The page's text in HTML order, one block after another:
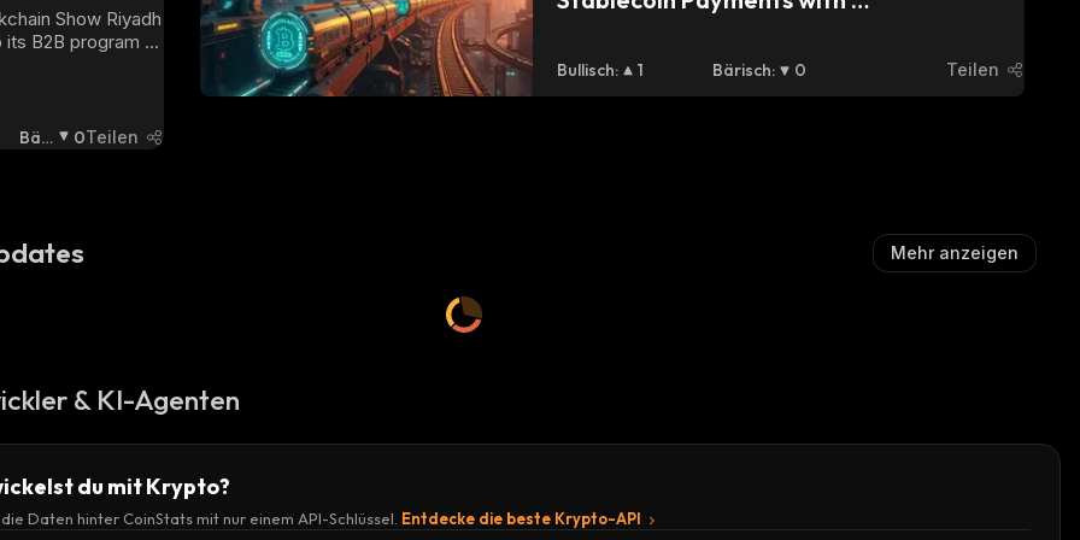
Blockchain
Show Riyadh
B2B program
Dhabi.
Bäri
0Teilen
Bullisch: 1 Bärisch: 0 Teilen
Mehr anzeigen
& KI-Agenten
du mit Krypto?
Daten hinter CoinStats mit nur einem API-Schlüssel. Entdecke die beste Krypto-API